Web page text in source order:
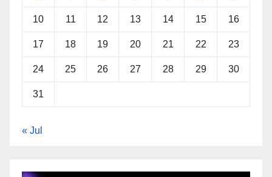
10 11 12 13 14 15 16
17 18 19 20 21 22 23
24 25 26 27 28 29 30
31
« Jul